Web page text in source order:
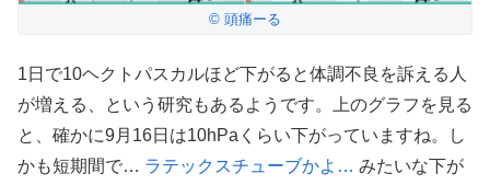
© 頭痛ーる
1日で10ヘクトパスカルほど下がると体調不良を訴える人
が増える、という研究もあるようです。上のグラフを見る
と、確かに9月16日は10hPaくらい下がっていますね。し
かも短期間で… ラテックスチューブかよ… みたいな下が